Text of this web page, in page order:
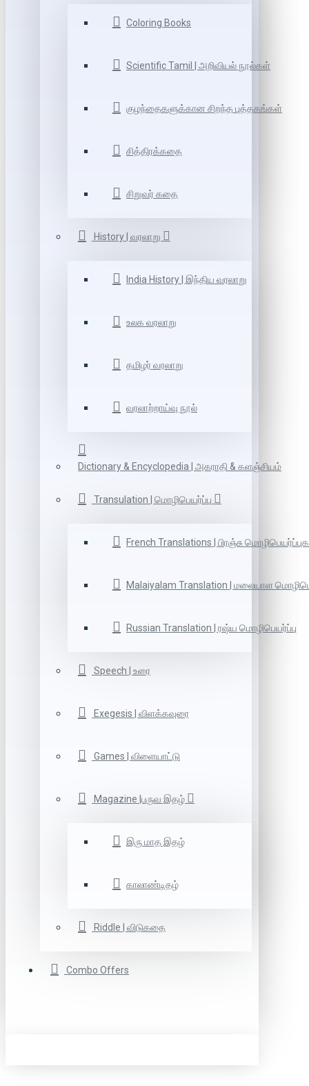
Coloring Books
Scientific Tamil | அறிவியல் நூல்கள்
குழந்தைகளுக்கான சிறந்த புத்தகங்கள்
சித்திரக்கதை
சிறுவர் கதை
History | வரலாறு
India History | இந்திய வரலாறு
உலக வரலாறு
தமிழர் வரலாறு
வரலாற்றாய்வு நூல்
Dictionary & Encyclopedia | அகராதி & களஞ்சியம்
Transulation | மொழிபெயர்ப்பு
French Translations | பிரஞ்சு
Malaiyalam Translation | மலையாள
Russian Translation | ரஷ்ய மொழிபெயர்ப்பு
Speech | உரை
Exegesis | விளக்கவுரை
Games | விளையாட்டு
Magazine |பருவ இதழ்
இரு மாத இதழ்
காலாண்டிதழ்
Riddle | விடுகதை
Combo Offers